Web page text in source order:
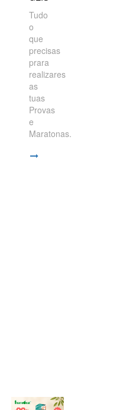
Tudo
o
que
precisas
prara
realizares
as
tuas
Provas
e
Maratonas.